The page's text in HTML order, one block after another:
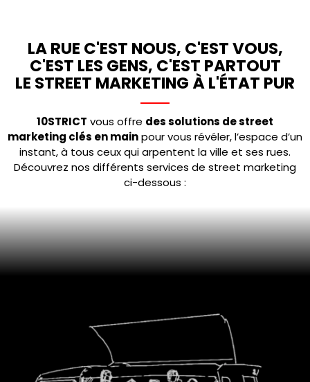
TOURNÉES
Avec nos tournées promotionnelles,
votre marque partout et captez
de vos publics où qu’ils se trouvent.
Roadshows, camions médias, véhicules
deviennent visibles et impactantes, de la ville
territoire régional, voire national.
Faites circuler votre message en grand
trajet devient une opportunité de visibilité
maximale et de contact direct.
LA RUE C'EST NOUS, C'EST VOUS,
C'EST LES GENS, C'EST PARTOUT
LE STREET MARKETING À L'ÉTAT PUR
10STRICT vous offre des solutions de street
marketing clés en mainpour vous révéler, l’espace d’un
instant, à tous ceux qui arpentent la ville et ses rues.
Découvrez nos différents services de street marketing
ci-dessous :